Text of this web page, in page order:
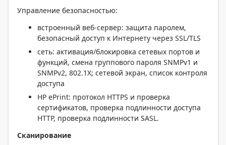
Управление безопасностью:
встроенный веб-сервер: защита паролем,
безопасный доступ к Интернету через SSL/TLS
сеть: активация/блокировка сетевых портов и
функций, смена группового пароля SNMPv1 и
SNMPv2, 802.1X; сетевой экран, список контроля
доступа
HP ePrint: протокол HTTPS и проверка
сертификатов, проверка подлинности доступа
HTTP, проверка подлинности SASL.
Сканирование